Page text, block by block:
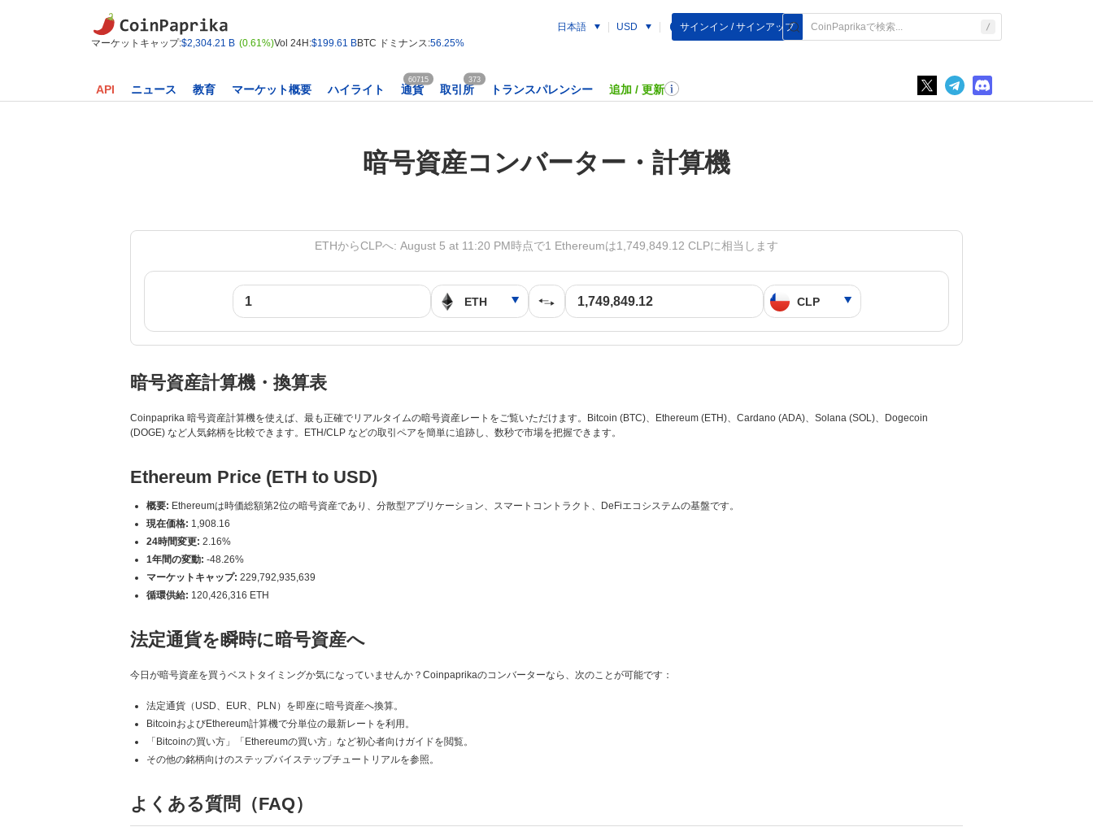
マーケットキャップ:$2,304.21 B (0.61%)Vol 24H:$199.61 BBTC ドミナンス:56.25%
日本語 USD サインイン / サインアップ
API ニュース 教育 マーケット概要 ハイライト 通貨
60715
取引所
373
トランスパレンシー 追加 / 更新
暗号資産コンバーター・計算機
ETHからCLPへ: August 5 at 11:20 PM時点で1 Ethereumは1,749,849.12 CLPに相当します
暗号資産計算機・換算表
Coinpaprika 暗号資産計算機を使えば、最も正確でリアルタイムの暗号資産レートをご覧いただけます。Bitcoin (BTC)、Ethereum (ETH)、Cardano (ADA)、Solana (SOL)、Dogecoin
(DOGE) など人気銘柄を比較できます。ETH/CLP などの取引ペアを簡単に追跡し、数秒で市場を把握できます。
Ethereum Price (ETH to USD)
概要: Ethereumは時価総額第2位の暗号資産であり、分散型アプリケーション、スマートコントラクト、DeFiエコシステムの基盤です。
現在価格: 1,908.16
24時間変更: 2.16%
1年間の変動: -48.26%
マーケットキャップ: 229,792,935,639
循環供給: 120,426,316 ETH
法定通貨を瞬時に暗号資産へ
今日が暗号資産を買うベストタイミングか気になっていませんか？Coinpaprikaのコンバーターなら、次のことが可能です：
法定通貨（USD、EUR、PLN）を即座に暗号資産へ換算。
BitcoinおよびEthereum計算機で分単位の最新レートを利用。
「Bitcoinの買い方」「Ethereumの買い方」など初心者向けガイドを閲覧。
その他の銘柄向けのステップバイステップチュートリアルを参照。
よくある質問（FAQ）